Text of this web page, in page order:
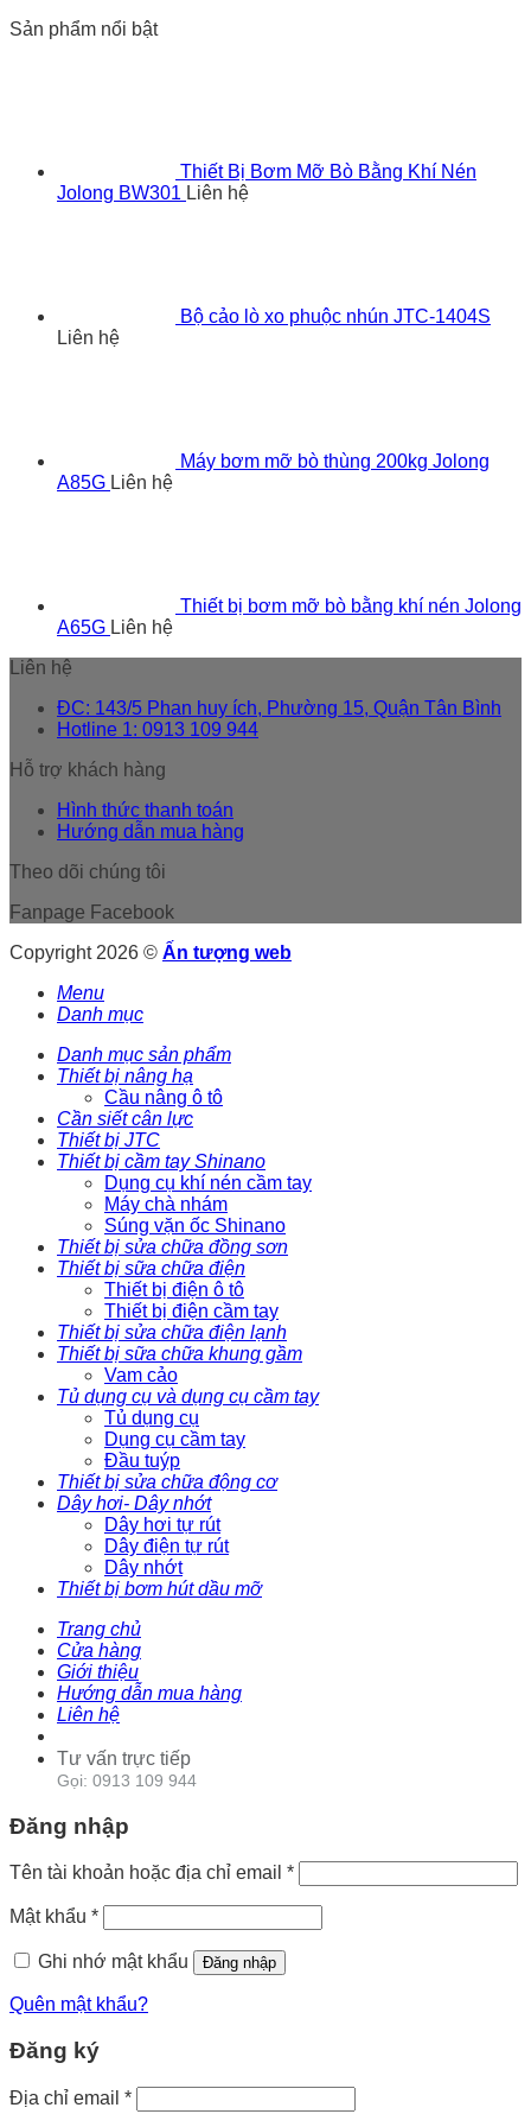
Sản phẩm nổi bật
Thiết Bị Bơm Mỡ Bò Bằng Khí Nén
Jolong BW301 Liên hệ
Bộ cảo lò xo phuộc nhún JTC-1404S
Liên hệ
Máy bơm mỡ bò thùng 200kg Jolong
A85G Liên hệ
Thiết bị bơm mỡ bò bằng khí nén Jolong
A65G Liên hệ
Liên hệ
ĐC: 143/5 Phan huy ích, Phường 15, Quận Tân Bình
Hotline 1: 0913 109 944
Hỗ trợ khách hàng
Hình thức thanh toán
Hướng dẫn mua hàng
Theo dõi chúng tôi
Fanpage Facebook
Copyright 2026 © Ấn tượng web
Menu
Danh mục
Danh mục sản phẩm
Thiết bị nâng hạ
Cầu nâng ô tô
Cần siết cân lực
Thiết bị JTC
Thiết bị cầm tay Shinano
Dụng cụ khí nén cầm tay
Máy chà nhám
Súng vặn ốc Shinano
Thiết bị sửa chữa đồng sơn
Thiết bị sữa chữa điện
Thiết bị điện ô tô
Thiết bị điện cầm tay
Thiết bị sửa chữa điện lạnh
Thiết bị sữa chữa khung gầm
Vam cảo
Tủ dụng cụ và dụng cụ cầm tay
Tủ dụng cụ
Dụng cụ cầm tay
Đầu tuýp
Thiết bị sửa chữa động cơ
Dây hơi- Dây nhớt
Dây hơi tự rút
Dây điện tự rút
Dây nhớt
Thiết bị bơm hút dầu mỡ
Trang chủ
Cửa hàng
Giới thiệu
Hướng dẫn mua hàng
Liên hệ
Tư vấn trực tiếp
Gọi: 0913 109 944
Đăng nhập
Tên tài khoản hoặc địa chỉ email *
Mật khẩu *
Ghi nhớ mật khẩu Đăng nhập
Quên mật khẩu?
Đăng ký
Địa chỉ email *